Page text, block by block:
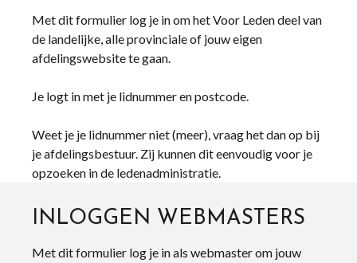
Met dit formulier log je in om het Voor Leden deel van
de landelijke, alle provinciale of jouw eigen
afdelingswebsite te gaan.
Je logt in met je lidnummer en postcode.
Weet je je lidnummer niet (meer), vraag het dan op bij
je afdelingsbestuur. Zij kunnen dit eenvoudig voor je
opzoeken in de ledenadministratie.
INLOGGEN WEBMASTERS
Met dit formulier log je in als webmaster om jouw